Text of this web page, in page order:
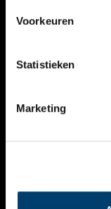
Voorkeuren
Statistieken
Marketing
KALENDER
THEMA’S
VIDEO’S
CONTACT